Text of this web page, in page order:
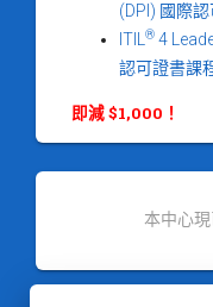
(DPI) 國際
ITIL
® 4
認可證書課
即減 $1,000！
本中心